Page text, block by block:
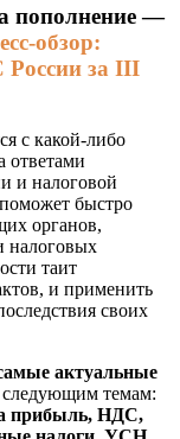
пополнение —
обзор:
за III
с какой-либо
ответами
и налоговой
быстро
органов,
налоговых
таит
и применить
своих
актуальные
следующим темам:
прибыль, НДС,